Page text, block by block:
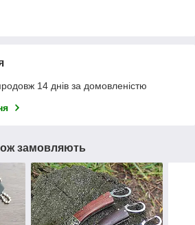
14 днів за домовленістю
замовляють